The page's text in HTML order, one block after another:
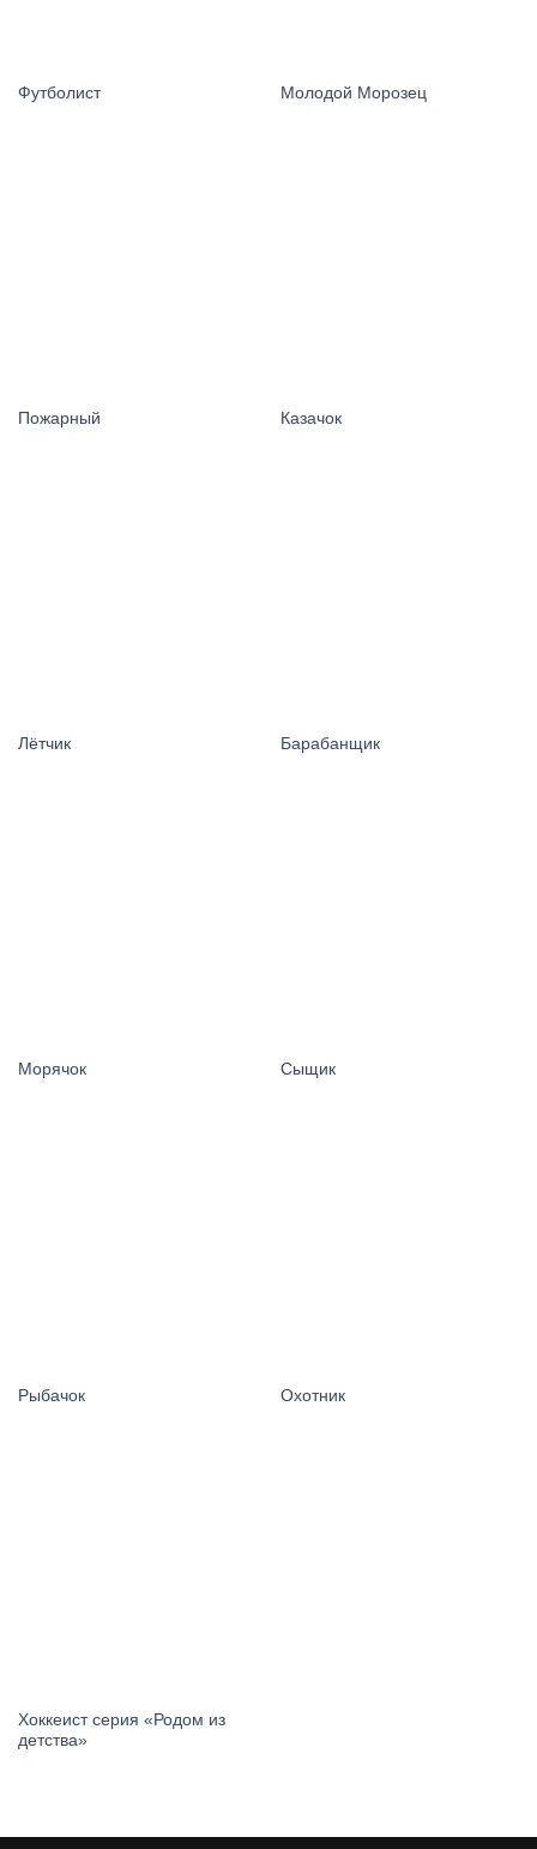
Футболист Молодой Морозец
Пожарный Казачок
Лётчик Барабанщик
Морячок Сыщик
Рыбачок Охотник
Хоккеист серия «Родом из
детства»